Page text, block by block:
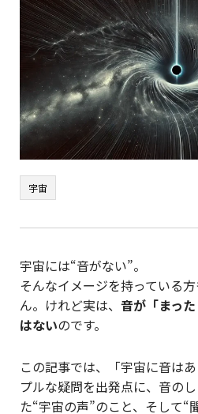
宇宙
宇宙には“音がない”。
そんなイメージを持っている
ん。けれど実は、 音が「まっ
はないのです。
この記事では、「宇宙に音は
プルな疑問を出発点に、音の
た“宇宙の声”のこと、そして“